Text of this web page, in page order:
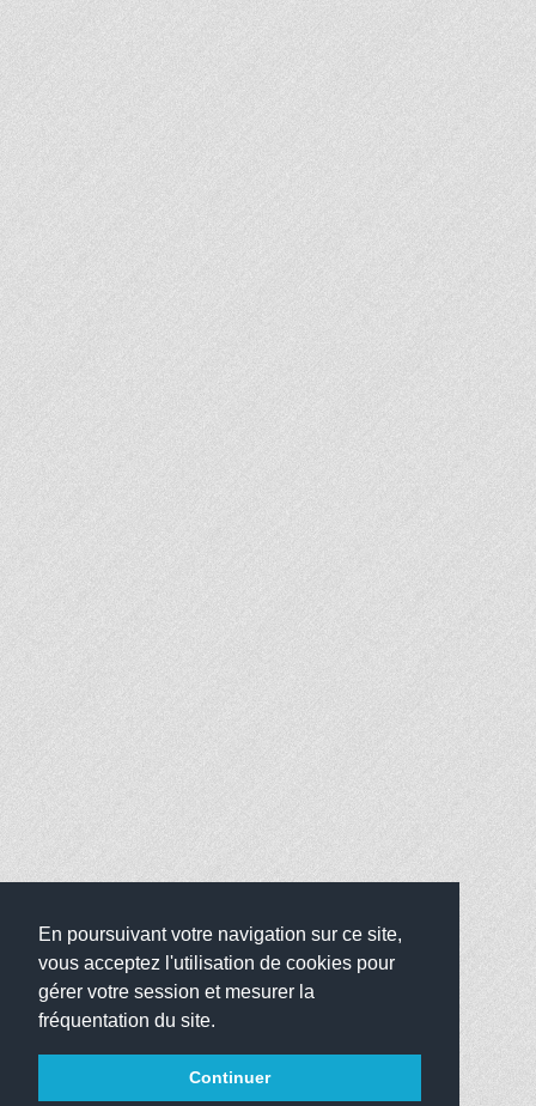
En poursuivant votre navigation sur ce site,
vous acceptez l'utilisation de cookies pour
gérer votre session et mesurer la
fréquentation du site.
Continuer